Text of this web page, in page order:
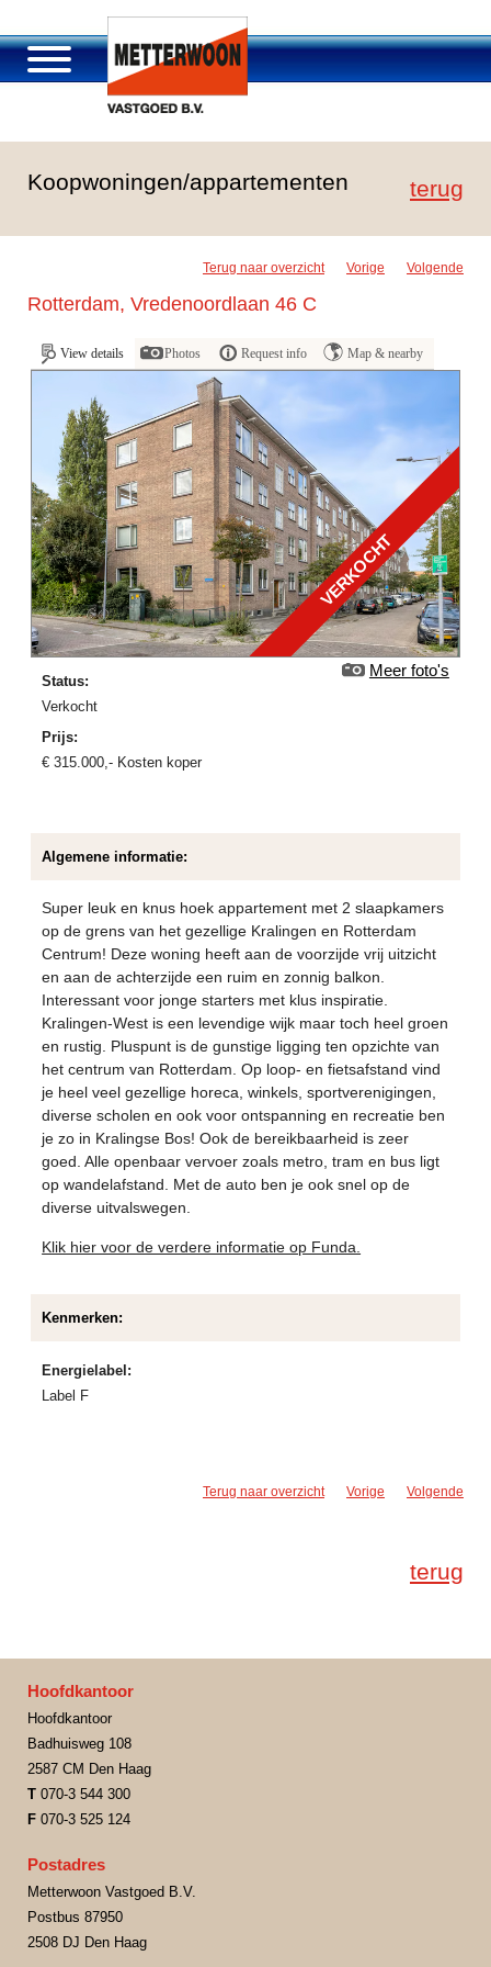
Portfolio
Koopwoningen/appartementen terug
Terug naar overzicht Vorige Volgende
Rotterdam, Vredenoordlaan 46 C
View details Photos Request info Map & nearby
VERKOCHT
Meer foto's
Status:
verkocht
Prijs:
€315.000 ,- Kosten koper
Algemene informatie:
Super leuk en knus hoek appartement met 2 slaapkamers
op de grens van het gezellige Kralingen en Rotterdam
Centrum! Deze woning heeft aan de voorzijde vrij uitzicht
en aan de achterzijde een ruim en zonnig balkon.
Interessant voor jonge starters met klus inspiratie.
Kralingen-West is een levendige wijk maar toch heel groen
en rustig. Pluspunt is de gunstige ligging ten opzichte van
het centrum van Rotterdam. Op loop- en fietsafstand vind
je heel veel gezellige horeca, winkels, sportverenigingen,
diverse scholen en ook voor ontspanning en recreatie ben
je zo in Kralingse Bos! Ook de bereikbaarheid is zeer
goed. Alle openbaar vervoer zoals metro, tram en bus ligt
op wandelafstand. Met de auto ben je ook snel op de
diverse uitvalswegen.
Klik hier voor de verdere informatie op Funda.
Kenmerken:
Energielabel:
Label F
Terug naar overzicht Vorige Volgende
terug
Hoofdkantoor
Hoofdkantoor
Badhuisweg 108
2587 CM Den Haag
T 070-3 544 300
F 070-3 525 124
Postadres
Metterwoon Vastgoed B.V.
Postbus 87950
2508 DJ Den Haag